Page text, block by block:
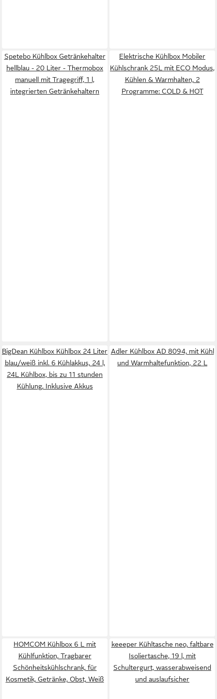
Spetebo Kühlbox Getränkehalter
hellblau - 20 Liter - Thermobox
manuell mit Tragegriff, 1 l,
integrierten Getränkehaltern
Elektrische Kühlbox Mobiler
Kühlschrank 25L mit ECO Modus,
Kühlen & Warmhalten, 2
Programme: COLD & HOT
BigDean Kühlbox Kühlbox 24 Liter
blau/weiß inkl. 6 Kühlakkus, 24 l,
24L Kühlbox, bis zu 11 stunden
Kühlung, Inklusive Akkus
Adler Kühlbox AD 8094, mit Kühl
und Warmhaltefunktion, 22 L
HOMCOM Kühlbox 6 L mit
Kühlfunktion, Tragbarer
Schönheitskühlschrank, für
Kosmetik, Getränke, Obst, Weiß
keeeper Kühltasche neo, faltbare
Isoliertasche, 19 l, mit
Schultergurt, wasserabweisend
und auslaufsicher